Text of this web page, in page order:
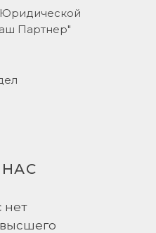
нет
Юридической
Партнер"